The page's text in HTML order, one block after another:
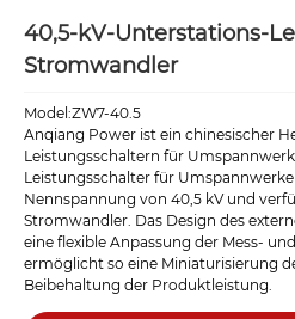
40,5-kV-Unterstations-
Stromwandler
Model:ZW7-40.5
Anqiang Power ist ein chinesischer
Leistungsschaltern für
Leistungsschalter für
Nennspannung von 40,5 kV und
Stromwandler. Das Design des
eine flexible Anpassung der Mess-
ermöglicht so eine Miniaturisierung
Beibehaltung der Produktleistung.